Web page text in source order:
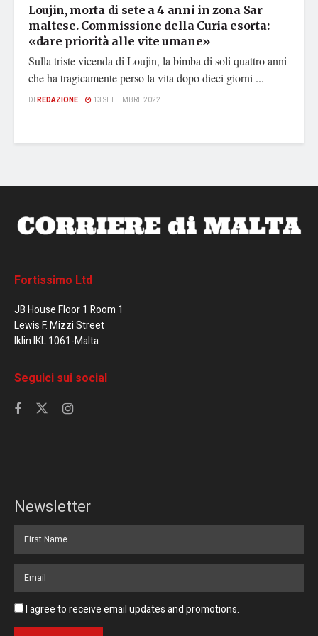
Loujin, morta di sete a 4 anni in zona Sar
maltese. Commissione della Curia esorta:
«dare priorità alle vite umane»
Sulla triste vicenda di Loujin, la bimba di soli quattro anni
che ha tragicamente perso la vita dopo dieci giorni ...
DI REDAZIONE 13 SETTEMBRE 2022
Fortissimo Ltd
JB House Floor 1 Room 1
Lewis F. Mizzi Street
Iklin IKL 1061-Malta
Seguici sui social
Newsletter
I agree to receive email updates and promotions.